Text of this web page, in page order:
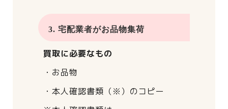
3. 宅配業者がお品物集荷
買取に必要なもの
・お品物
・本人確認書類（※）のコピー